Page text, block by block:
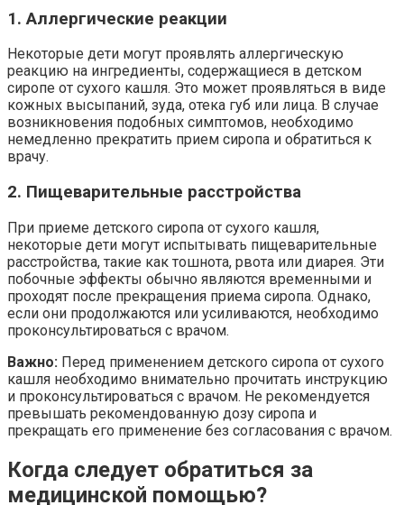
1. Аллергические реакции
Некоторые дети могут проявлять аллергическую
реакцию на ингредиенты, содержащиеся в детском
сиропе от сухого кашля. Это может проявляться в виде
кожных высыпаний, зуда, отека губ или лица. В случае
возникновения подобных симптомов, необходимо
немедленно прекратить прием сиропа и обратиться к
врачу.
2. Пищеварительные расстройства
При приеме детского сиропа от сухого кашля,
некоторые дети могут испытывать пищеварительные
расстройства, такие как тошнота, рвота или диарея. Эти
побочные эффекты обычно являются временными и
проходят после прекращения приема сиропа. Однако,
если они продолжаются или усиливаются, необходимо
проконсультироваться с врачом.
Важно: Перед применением детского сиропа от сухого
кашля необходимо внимательно прочитать инструкцию
и проконсультироваться с врачом. Не рекомендуется
превышать рекомендованную дозу сиропа и
прекращать его применение без согласования с врачом.
Когда следует обратиться за
медицинской помощью?